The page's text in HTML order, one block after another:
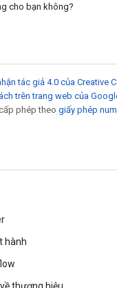
cho bạn không?
tác giả 4.0 của Creative
trên trang web của
phép theo giấy phép
hành